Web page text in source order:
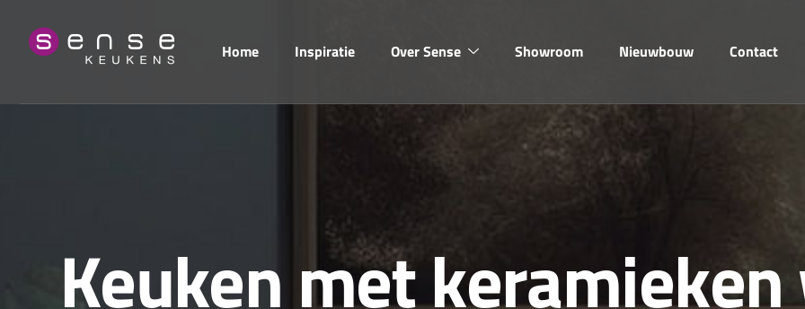
Home Inspiratie Over Sense Showroom Nieuwbouw Contact
Keukenmetkeramieken